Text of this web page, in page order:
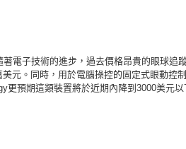
電子技術的進步，過去價格昂貴的眼球追
元。同時，用於電腦操控的固定式眼動控
更預期這類裝置將於近期內降到3000美元